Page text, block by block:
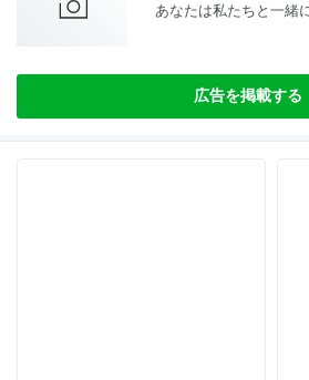
あなたは私たちと一緒
広告を掲載する